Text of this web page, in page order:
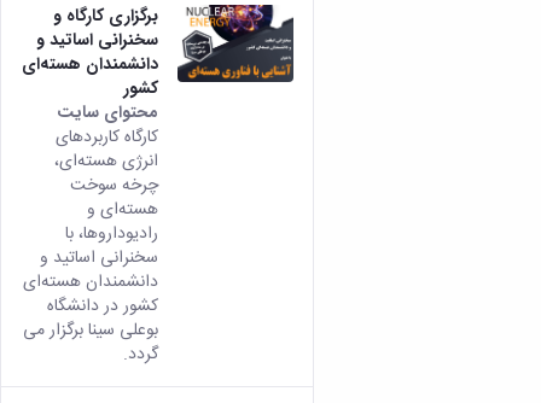
برگزاری کارگاه و
سخنرانی اساتید و
دانشمندان هسته‌ای
کشور
محتوای سایت
کارگاه کاربردهای
انرژی هسته‌ای،
چرخه سوخت
هسته‌ای و
رادیوداروها، با
سخنرانی اساتید و
دانشمندان هسته‌ای
کشور در دانشگاه
بوعلی سینا برگزار می
گردد.